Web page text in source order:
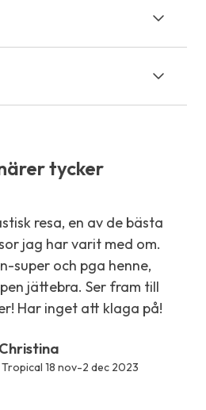
tycker
resa, en av de bästa
jag har varit med om.
super och pga henne,
jättebra. Ser fram till
Har inget att klaga på!
Christina
18 nov-2 dec 2023